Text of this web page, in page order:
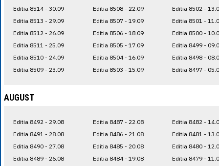
Editia 8514 - 30.09
Editia 8513 - 29.09
Editia 8512 - 26.09
Editia 8511 - 25.09
Editia 8510 - 24.09
Editia 8509 - 23.09
Editia 8508 - 22.09
Editia 8507 - 19.09
Editia 8506 - 18.09
Editia 8505 - 17.09
Editia 8504 - 16.09
Editia 8503 - 15.09
Editia 8502 -
Editia 8501 -
Editia 8500 -
Editia 8499 -
Editia 8498 -
Editia 8497 -
AUGUST
Editia 8492 - 29.08
Editia 8491 - 28.08
Editia 8490 - 27.08
Editia 8489 - 26.08
Editia 8487 - 22.08
Editia 8486 - 21.08
Editia 8485 - 20.08
Editia 8484 - 19.08
Editia 8482 -
Editia 8481 -
Editia 8480 -
Editia 8479 -